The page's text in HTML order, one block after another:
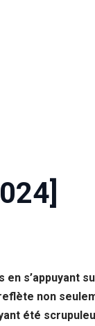
s’appuyant
non
été